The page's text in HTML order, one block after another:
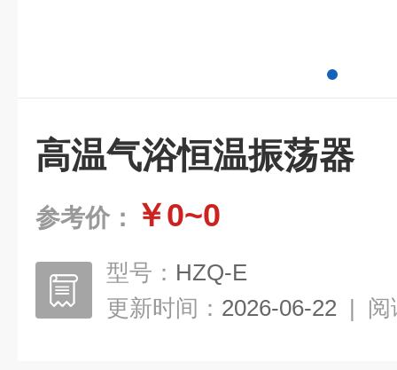
高温气浴恒温振荡器
参考价： ￥0~0
型号： HZQ-E
更新时间： 2026-06-22 | 阅